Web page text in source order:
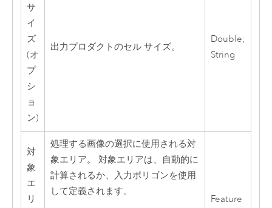
サ
イ
ズ
(オ
プ
シ
ョ
ン)
出力プロダクトのセル サイズ。
Double;
String
対
象
エ
リ
処理する画像の選択に使用される対
象エリア。 対象エリアは、自動的に
計算されるか、入力ポリゴンを使用
して定義されます。
Feature